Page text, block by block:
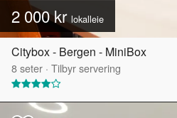
2 000 kr lokalleie
Citybox - Bergen - MiniBox
8seter · Tilbyr servering